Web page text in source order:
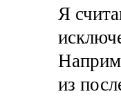
Я
из